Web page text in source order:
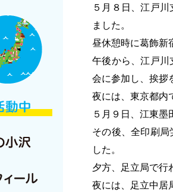
５月８日、江戸
ました。
昼休憩時に葛飾新
午後から、江戸
会に参加し、挨拶
夜には、東京都内
５月９日、江東
その後、全印刷
した。
夕方、足立局で行
夜には、足立中居